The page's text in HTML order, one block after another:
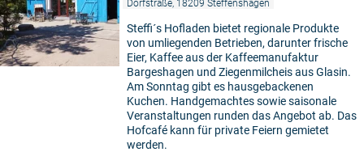
Dorfstraße, 18209 Steffenshagen
Steffi´s Hofladen bietet regionale Produkte
von umliegenden Betrieben, darunter frische
Eier, Kaffee aus der Kaffeemanufaktur
Bargeshagen und Ziegenmilcheis aus Glasin.
Am Sonntag gibt es hausgebackenen
Kuchen. Handgemachtes sowie saisonale
Veranstaltungen runden das Angebot ab. Das
Hofcafé kann für private Feiern gemietet
werden.